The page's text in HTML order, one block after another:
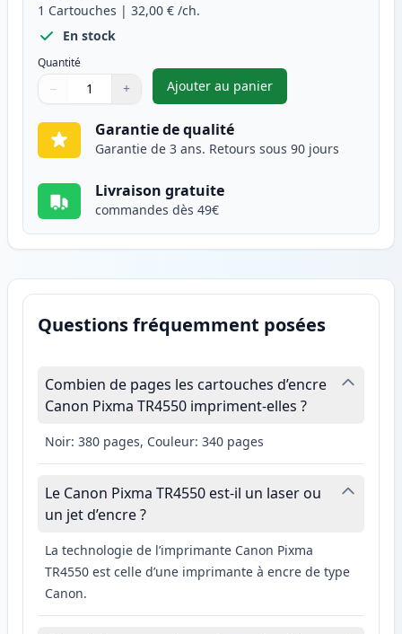
1 Cartouches | 32,00 € /ch.
En stock
Quantité
Quantité
Utilisez les boutons pour ajuster
− +
Quantité
Ajouter au panier
,Canon CL-546XL cartouche
Garantie de qualité
Garantie de 3 ans. Retours sous 90 jours
Livraison gratuite
commandes dès 49€
Questions fréquemment posées
Combien de pages les cartouches d’encre
Canon Pixma TR4550 impriment-elles ?
Noir: 380 pages, Couleur: 340 pages
Le Canon Pixma TR4550 est-il un laser ou
un jet d’encre ?
La technologie de l’imprimante Canon Pixma
TR4550 est celle d’une imprimante à encre de type
Canon.